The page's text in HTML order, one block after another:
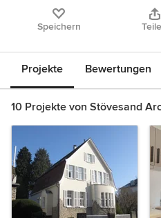
Speichern
Projekte Bewertungen
10 Projekte von Stövesand